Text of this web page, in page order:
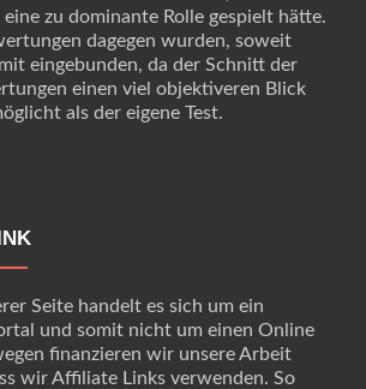
eine zu dominante Rolle gespielt hätte.
dagegen wurden, soweit
eingebunden, da der Schnitt der
einen viel objektiveren Blick
als der eigene Test.
Seite handelt es sich um ein
und somit nicht um einen Online
finanzieren wir unsere Arbeit
wir Affiliate Links verwenden. So